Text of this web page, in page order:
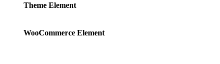
Theme Element
WooCommerce Element